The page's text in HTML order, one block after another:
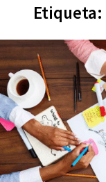
Etiqueta: